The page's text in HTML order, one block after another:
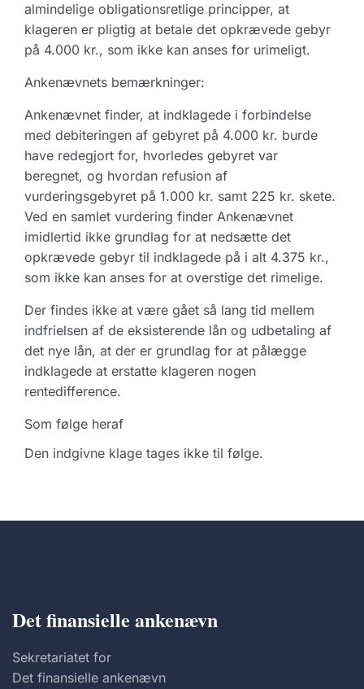
almindelige obligationsretlige principper, at
klageren er pligtig at betale det opkrævede gebyr
på 4.000 kr., som ikke kan anses for urimeligt.
Ankenævnets bemærkninger:
Ankenævnet finder, at indklagede i forbindelse
med debiteringen af gebyret på 4.000 kr. burde
have redegjort for, hvorledes gebyret var
beregnet, og hvordan refusion af
vurderingsgebyret på 1.000 kr. samt 225 kr. skete.
Ved en samlet vurdering finder Ankenævnet
imidlertid ikke grundlag for at nedsætte det
opkrævede gebyr til indklagede på i alt 4.375 kr.,
som ikke kan anses for at overstige det rimelige.
Der findes ikke at være gået så lang tid mellem
indfrielsen af de eksisterende lån og udbetaling af
det nye lån, at der er grundlag for at pålægge
indklagede at erstatte klageren nogen
rentedifference.
Som følge heraf
Den indgivne klage tages ikke til følge.
Det finansielle ankenævn
Sekretariatet for
Det finansielle ankenævn